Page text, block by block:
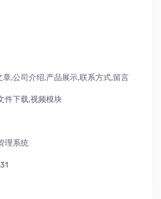
章,公司介绍,产品展示,联系方式,留言
件下载,视频模块
理系统